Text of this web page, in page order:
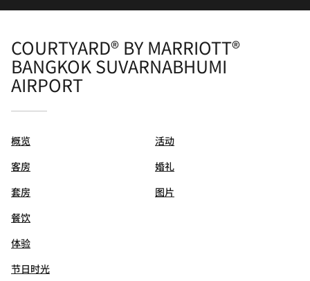
COURTYARD® BY MARRIOTT®
BANGKOK SUVARNABHUMI
AIRPORT
概览
客房
套房
餐饮
体验
节日时光
活动
婚礼
图片